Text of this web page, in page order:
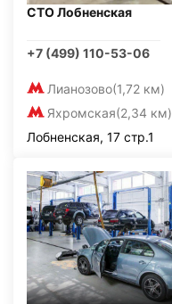
СТО Лобненская
+7 (499) 110-53-06
Лианозово(1,72 км)
Яхромская(2,34 км)
Лобненская, 17 стр.1